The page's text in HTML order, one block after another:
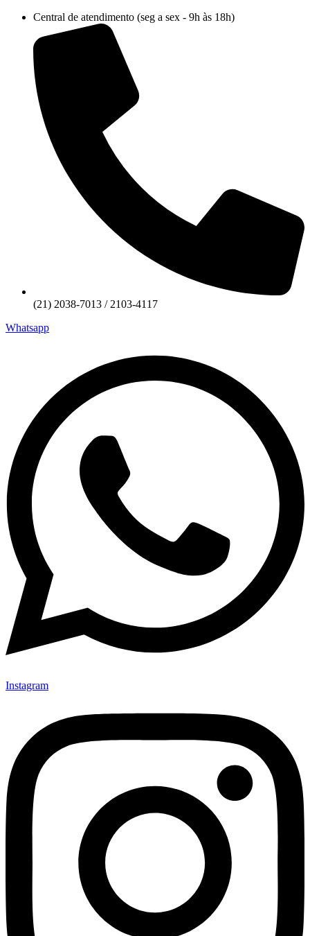
conteúdo
Central de atendimento (seg a sex - 9h às 18h)
(21) 2038-7013 / 2103-4117
Whatsapp
Instagram